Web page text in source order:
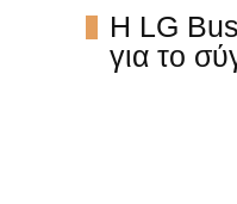
Η LG
για το